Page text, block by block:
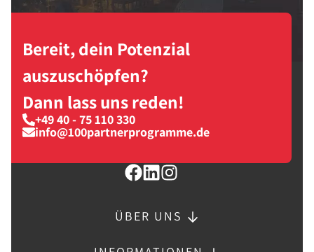
Bereit, dein Potenzial
auszuschöpfen?
Dann lass uns reden!
+49 40 - 75 110 330
info@100partnerprogramme.de
ÜBER UNS